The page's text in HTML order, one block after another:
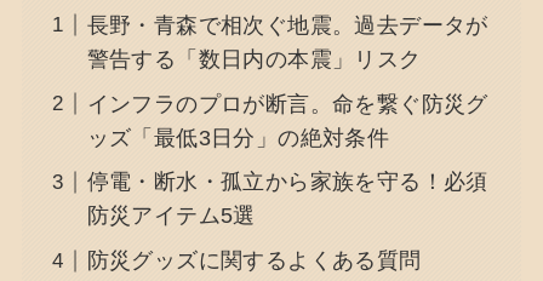
長野・青森で相次ぐ地震。過去データが
警告する「数日内の本震」リスク
インフラのプロが断言。命を繋ぐ防災グ
ッズ「最低3日分」の絶対条件
停電・断水・孤立から家族を守る！必須
防災アイテム5選
防災グッズに関するよくある質問